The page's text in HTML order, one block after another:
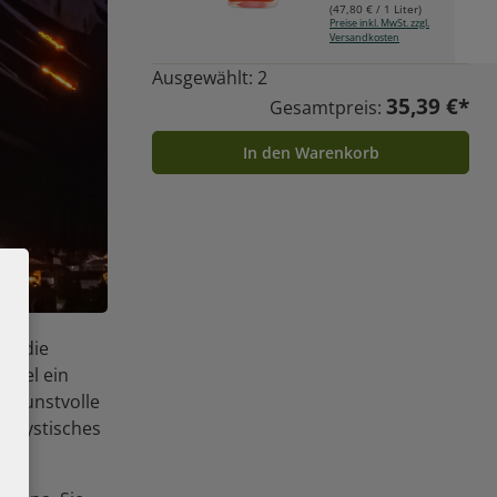
die
ein
kunstvolle
mystisches
(47,80 € / 1 Liter)
Preise inkl. MwSt. zzgl.
Versandkosten
Ausgewählt: 2
Gesamtpreis: 35,39 €*
In den Warenkorb